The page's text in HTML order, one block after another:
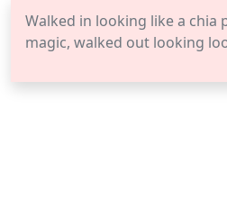
Walked in looking like a chia
magic, walked out looking